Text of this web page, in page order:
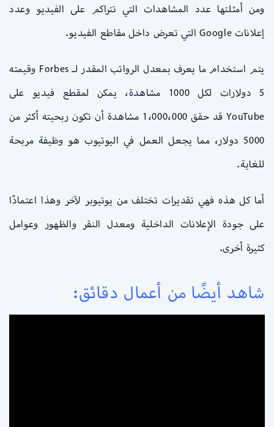
ومن أمثلتها عدد المشاهدات التي تتراكم على الفيديو وعدد
إعلانات Google التي تعرض داخل مقاطع الفيديو.
يتم استخدام ما يعرف بمعدل الرواتب المقدر لـ Forbes وقيمته
5 دولارات لكل 1000 مشاهدة، يمكن لمقطع فيديو على
YouTube قد حقق 1،000،000 مشاهدة أن تكون ربحيته أكثر من
5000 دولار، مما يجعل العمل في اليوتيوب هو وظيفة مربحة
للغاية.
أما كل هذه فهي تقديرات تختلف من يوتيوبر لآخر وهذا اعتمادًا
على جودة الإعلانات الداخلية ومعدل النقر والظهور وعوامل
كثيرة أخرى.
شاهد أيضًا من أعمال دقائق: